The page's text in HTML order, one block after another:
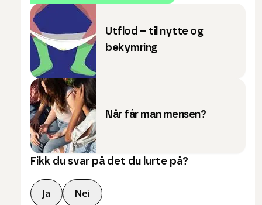
Utflod – til nytte og
bekymring
Når får man mensen?
Fikk du svar på det du lurte på?
Ja Nei